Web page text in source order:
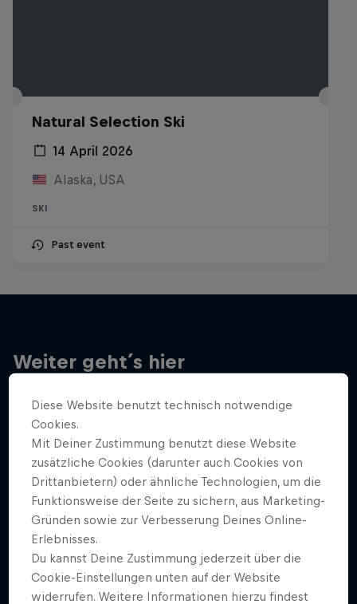
Natural Selection Ski
14 April 2026
Alaska, USA
SKI
Past event
Weiter geht´s hier
Diese Website benutzt technisch notwendige
Cookies.
Mit Deiner Zustimmung benutzt diese Website
zusätzliche Cookies (darunter auch Cookies von
Drittanbietern) oder ähnliche Technologien, um die
Funktionsweise der Seite zu sichern, aus Marketing-
Gründen sowie zur Verbesserung Deines Online-
Erlebnisses.
Du kannst Deine Zustimmung jederzeit über die
Cookie-Einstellungen unten auf der Website
widerrufen. Weitere Informationen hierzu findest